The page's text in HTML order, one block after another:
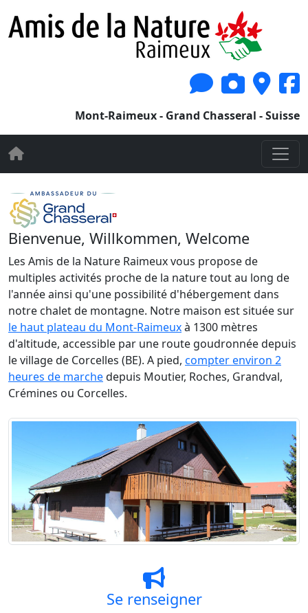
Mont-Raimeux - Grand Chasseral - Suisse
Bienvenue, Willkommen, Welcome
Les Amis de la Nature Raimeux vous propose de
multiples activités proche de la nature tout au long de
l'année ainsi qu'une possibilité d'hébergement dans
notre chalet de montagne. Notre maison est située sur
le haut plateau du Mont-Raimeuxà 1300 mètres
d'altitude, accessible par une route goudronnée depuis
le village de Corcelles (BE). A pied, compter environ 2
heures de marchedepuis Moutier, Roches, Grandval,
Crémines ou Corcelles.
Se renseigner